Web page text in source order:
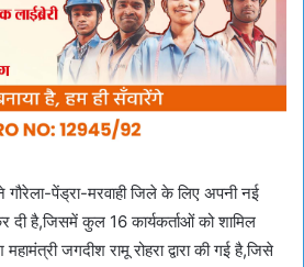
ने गौरेला-पेंड्रा-मरवाही जिले के लिए अपनी नई
दी है,जिसमें कुल 16 कार्यकर्ताओं को शामिल
जगदीश रामू रोहरा द्वारा की गई है,जिसे